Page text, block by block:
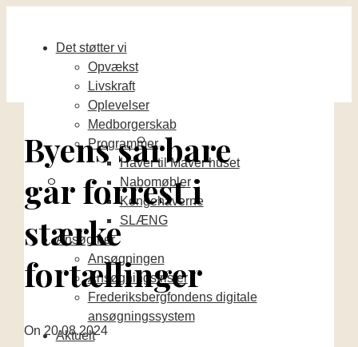
Det støtter vi
Opvækst
Livskraft
Oplevelser
Medborgerskab
Programmer
Haver til Maver huset
Nabomøbler
Kongehaverne
SLÆNG
Ansøg her
Ansøgningen
Ansøgningsfrister
Frederiksbergfondens digitale
ansøgningssystem
Aktuelt
Byens sårbare
går forrest i
stærke
fortællinger
On 20.08.2024